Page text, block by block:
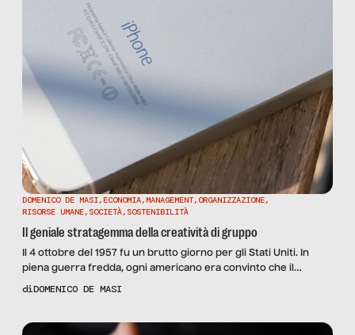
DOMENICO DE MASI,ECONOMIA,MANAGEMENT,ORGANIZZAZIONE,
RISORSE UMANE, SOCIETÀ, SOSTENIBILITÀ
Il geniale stratagemma della creatività di gruppo
Il 4 ottobre del 1957 fu un brutto giorno per gli Stati Uniti. In
piena guerra fredda, ogni americano era convinto che il
proprio paese fosse superiore, in misura schiacciante, rispetto
artificiale – il […]
diDOMENICO DE MASI